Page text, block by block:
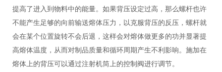
提高了进入到物料中的能量。如果背压设定过高，那么螺杆也许
不能产生足够的向前输送熔体压力，以克服背压的反压，螺杆就
会在某个位置旋转不会后退，这样会对熔体做更多的功并显著提
高熔体温度，从而对制品质量和循环周期产生不利影响。施加在
熔体上的背压可以通过注射机筒上的控制阀进行调节。